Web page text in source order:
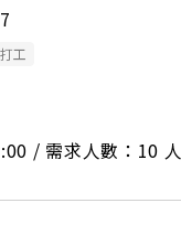
工
/ 需求人數：10 人